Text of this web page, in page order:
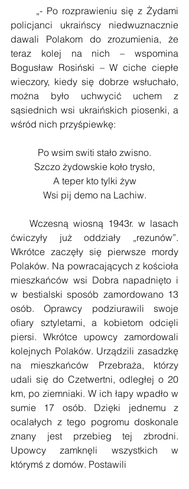
policjanci ukraińscy niedwuznacznie
dawali Polakom do zrozumienia, że
teraz kolej na nich – wspomina
Bogusław Rosiński – W ciche ciepłe
wieczory, kiedy się dobrze wsłuchało,
można było uchwycić uchem z
sąsiednich wsi ukraińskich piosenki, a
wśród nich przyśpiewkę:
Po wsim switi stało zwisno.
Szczo żydowskie koło trysło,
A teper kto tylki żyw
Wsi pij demo na Lachiw.
ćwiczyły już oddziały „rezunów”.
Wkrótce zaczęły się pierwsze mordy
Polaków. Na powracających z kościoła
mieszkańców wsi Dobra napadnięto i
w bestialski sposób zamordowano 13
osób. Oprawcy podziurawili swoje
ofiary sztyletami, a kobietom odcięli
piersi. Wkrótce upowcy zamordowali
kolejnych Polaków. Urządzili zasadzkę
na mieszkańców Przebraża, którzy
udali się do Czetwertni, odległej o 20
km, po ziemniaki. W ich łapy wpadło w
sumie 17 osób. Dzięki jednemu z
ocalałych z tego pogromu doskonale
znany jest przebieg tej zbrodni.
Upowcy zamknęli wszystkich w
którymś z domów. Postawili